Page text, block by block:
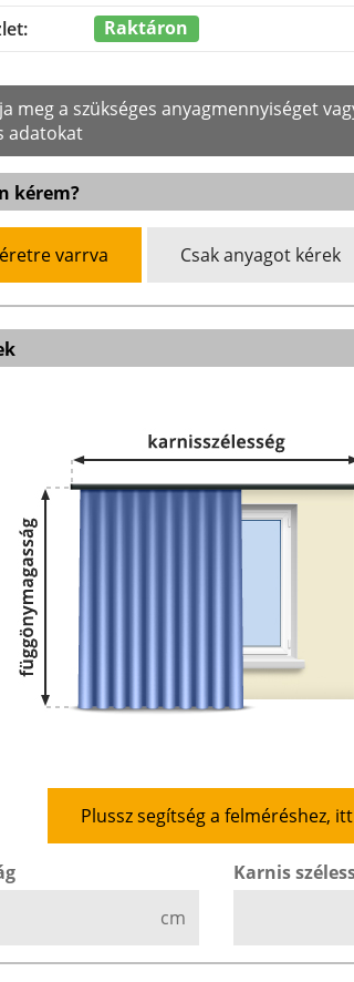
Raktáron
meg a szükséges anyagmennyiséget
adatokat
kérem?
varrva Csak anyagot kérek
Plussz segítség a felméréshez, itt
cm
Karnis